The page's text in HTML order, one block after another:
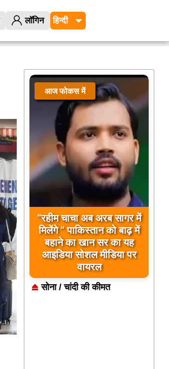
लॉगिन
आज फोकस में
बिलावल भुट्टो द्वारा सिंधु नदी
और भारत को लेकर दिए गए
बयान पर भारत के केंद्रीय
मंत्रियों की कड़ी प्रतिक्रिया
सोना / चांदी की कीमत